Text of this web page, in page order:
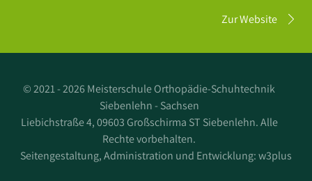
Zur Website
©2021 - 2026 Meisterschule Orthopädie-Schuhtechnik
Siebenlehn - Sachsen
Liebichstraße 4, 09603 Großschirma ST Siebenlehn. Alle
Rechte vorbehalten.
Seitengestaltung, Administration und Entwicklung:w3plus